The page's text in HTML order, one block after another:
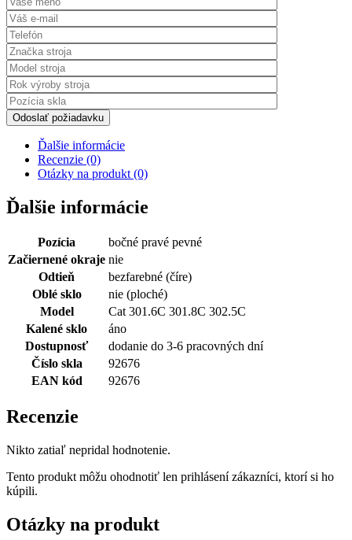
Odoslať požiadavku
Ďalšie informácie
Recenzie (0)
Otázky na produkt (0)
Ďalšie informácie
Pozícia
bočné pravé pevné
Začiernené okraje nie
Odtieň
bezfarebné (číre)
Oblé sklo
nie (ploché)
Model
Cat 301.6C 301.8C 302.5C
Kalené sklo
áno
Dostupnosť
dodanie do 3-6 pracovných dní
Číslo skla
92676
EAN kód
92676
Recenzie
Nikto zatiaľ nepridal hodnotenie.
Tento produkt môžu ohodnotiť len prihlásení zákazníci, ktorí si ho
kúpili.
Otázky na produkt